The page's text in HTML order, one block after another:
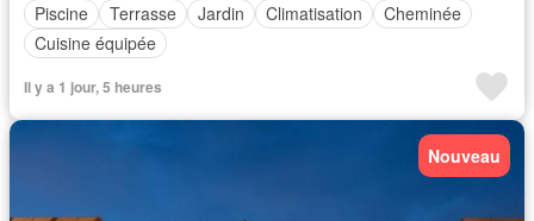
Piscine
Terrasse Jardin Climatisation
Cheminée
Cuisine équipée
Il y a 1 jour, 5 heures
Nouveau